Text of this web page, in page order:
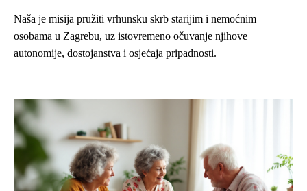
Naša je misija pružiti vrhunsku skrb starijim i nemoćnim
osobama u Zagrebu, uz istovremeno očuvanje njihove
autonomije, dostojanstva i osjećaja pripadnosti.